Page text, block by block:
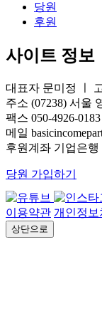
당원
후원
사이트 정보
대표자 문미정 ㅣ
주소 (07238) 서울
팩스 050-4926-0183
메일
후원계좌 기업은행
당원 가입하기
이용약관 개인정보
상단으로